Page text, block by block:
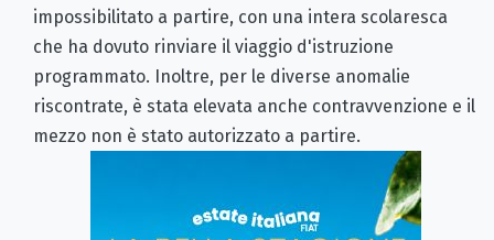
impossibilitato a partire, con una intera scolaresca
che ha dovuto rinviare il viaggio d'istruzione
programmato. Inoltre, per le diverse anomalie
riscontrate, è stata elevata anche contravvenzione e il
mezzo non è stato autorizzato a partire.